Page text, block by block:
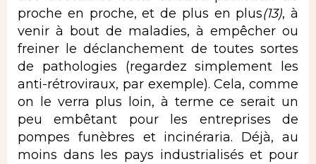
proche en proche, et de plus en plus(13), à
venir à bout de maladies, à empêcher ou
freiner le déclanchement de toutes sortes
de pathologies (regardez simplement les
anti-rétroviraux, par exemple). Cela, comme
on le verra plus loin, à terme ce serait un
peu embêtant pour les entreprises de
pompes funèbres et incinéraria. Déjà, au
moins dans les pays industrialisés et pour